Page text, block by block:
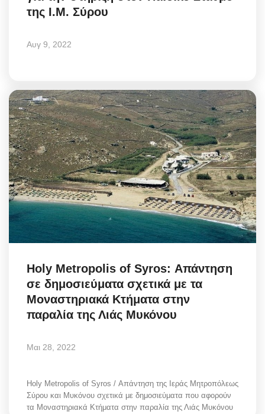
της Ι.Μ. Σύρου
Αυγ 9, 2022
Holy Metropolis of Syros: Απάντηση
σε δημοσιεύματα σχετικά με τα
Μοναστηριακά Κτήματα στην
παραλία της Λιάς Μυκόνου
Μαι 28, 2022
Holy Metropolis of Syros / Απάντηση της Ιεράς Μητροπόλεως
Σύρου και Μυκόνου σχετικά με δημοσιεύματα που αφορούν
τα Μοναστηριακά Κτήματα στην παραλία της Λιάς Μυκόνου